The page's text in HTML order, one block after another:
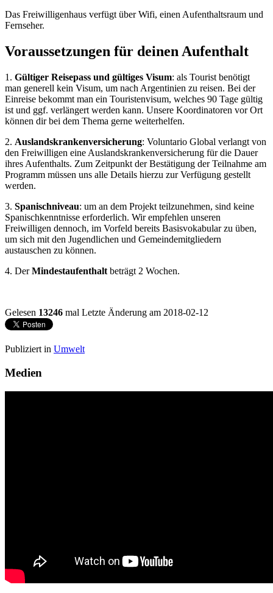
Das Freiwilligenhaus verfügt über Wifi, einen Aufenthaltsraum und
Fernseher.
Voraussetzungen für deinen Aufenthalt
1. Gültiger Reisepass und gültiges Visum: als Tourist benötigt
man generell kein Visum, um nach Argentinien zu reisen. Bei der
Einreise bekommt man ein Touristenvisum, welches 90 Tage gültig
ist und ggf. verlängert werden kann. Unsere Koordinatoren vor Ort
können dir bei dem Thema gerne weiterhelfen.
2. Auslandskrankenversicherung: Voluntario Global verlangt von
den Freiwilligen eine Auslandskrankenversicherung für die Dauer
ihres Aufenthalts. Zum Zeitpunkt der Bestätigung der Teilnahme am
Programm müssen uns alle Details hierzu zur Verfügung gestellt
werden.
3. Spanischniveau: um an dem Projekt teilzunehmen, sind keine
Spanischkenntnisse erforderlich. Wir empfehlen unseren
Freiwilligen dennoch, im Vorfeld bereits Basisvokabular zu üben,
um sich mit den Jugendlichen und Gemeindemitgliedern
austauschen zu können.
4. DerMindestaufenthalt beträgt 2 Wochen.
Gelesen 13246 mal Letzte Änderung am 2018-02-12
Publiziert in Umwelt
Medien